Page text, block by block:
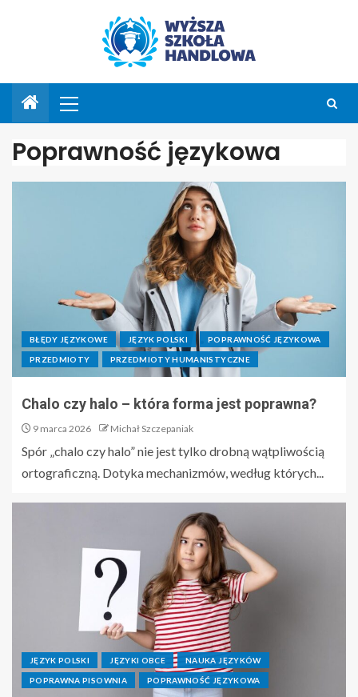
Poprawność językowa
BŁĘDY JĘZYKOWE JĘZYK POLSKI POPRAWNOŚĆ JĘZYKOWA
PRZEDMIOTY PRZEDMIOTY HUMANISTYCZNE
Chalo czy halo – która forma jest poprawna?
9 marca 2026 Michał Szczepaniak
Spór „chalo czy halo” nie jest tylko drobną wątpliwością
ortograficzną. Dotyka mechanizmów, według których...
JĘZYK POLSKI JĘZYKI OBCE NAUKA JĘZYKÓW
POPRAWNA PISOWNIA POPRAWNOŚĆ JĘZYKOWA